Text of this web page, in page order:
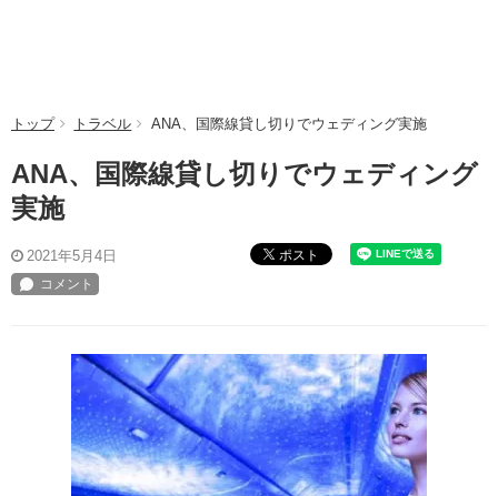
トップ トラベル ANA、国際線貸し切りでウェディング実施
ANA、国際線貸し切りでウェディング
実施
2021年5月4日 ポスト